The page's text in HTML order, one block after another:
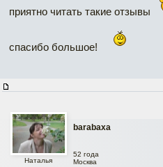
приятно читать такие отзывы
спасибо большое!
barabaxa
Наталья
52 года
Москва